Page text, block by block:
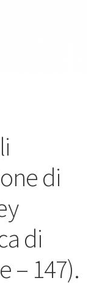
di
di
– 147).